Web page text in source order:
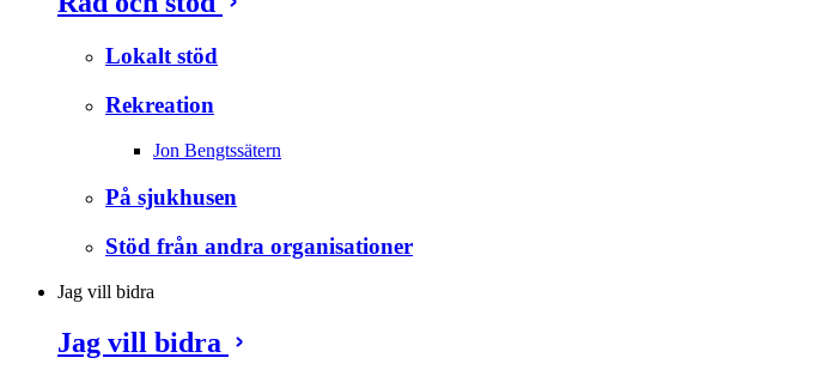
Lokalt stöd
Rekreation
Jon Bengtssätern
På sjukhusen
Stöd från andra organisationer
Jag vill bidra
Jag vill bidra